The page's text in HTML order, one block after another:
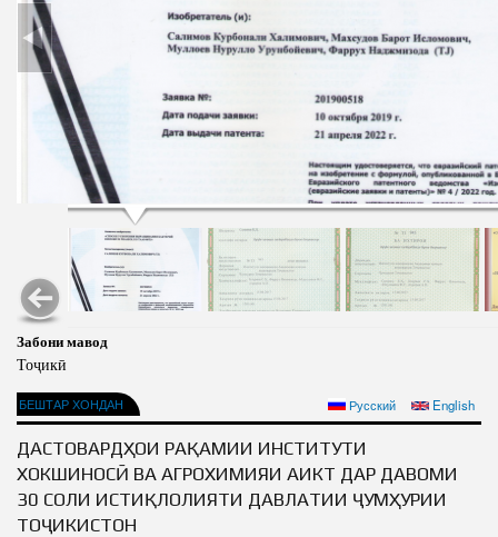
Тарҷумаи ҳол
Китобҳо
Мақолаҳо
Хадамоти матбуот
ПРЕЗИДЕНТИ ҶУМҲУРИИ ТОҶИКИСТОН
Роҳбарон ва кормандон
Таърихи роҳбарон
Забони мавод
Тоҷикӣ
БЕШТАР ХОНДАН Русский English
ДАСТОВАРДҲОИ РАҚАМИИ ИНСТИТУТИ
ХОКШИНОСӢ ВА АГРОХИМИЯИ АИКТ ДАР ДАВОМИ
30 СОЛИ ИСТИҚЛОЛИЯТИ ДАВЛАТИИ ҶУМҲУРИИ
ТОҶИКИСТОН